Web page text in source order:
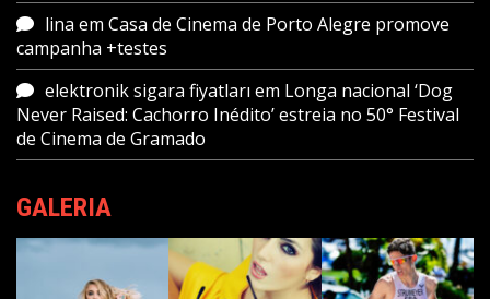
lina em Casa de Cinema de Porto Alegre promove
campanha +testes
elektronik sigara fiyatları em Longa nacional ‘Dog
Never Raised: Cachorro Inédito’ estreia no 50° Festival
de Cinema de Gramado
GALERIA